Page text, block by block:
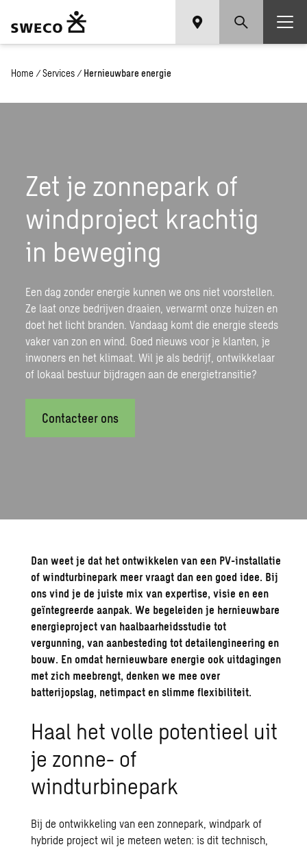
Home / Services / Hernieuwbare energie
Zet je zonnepark of
windproject krachtig
in beweging
Een dag zonder energie kunnen we ons niet voorstellen.
Ze laat onze bedrijven draaien, verwarmt onze huizen en
doet het licht branden. Vandaag komt die energie steeds
vaker van zon en wind. Goed nieuws voor je klanten, je
inwoners en het klimaat. Wil je als bedrijf, ontwikkelaar
of lokaal bestuur bijdragen aan de energietransitie?
Contacteer ons
Dan weet je dat het ontwikkelen van een PV-installatie
of windturbinepark meer vraagt dan een goed idee. Bij
ons vind je de juiste mix van expertise, visie en een
geïntegreerde aanpak. We begeleiden je hernieuwbare
energieproject van haalbaarheidsstudie tot
vergunning, van aanbesteding tot detailengineering en
bouw. En omdat hernieuwbare energie ook uitdagingen
met zich meebrengt, denken we mee over
batterijopslag, netimpact en slimme flexibiliteit.
Haal het volle potentieel uit
je zonne- of
windturbinepark
Bij de ontwikkeling van een zonnepark, windpark of
hybride project wil je meteen weten: is dit technisch,